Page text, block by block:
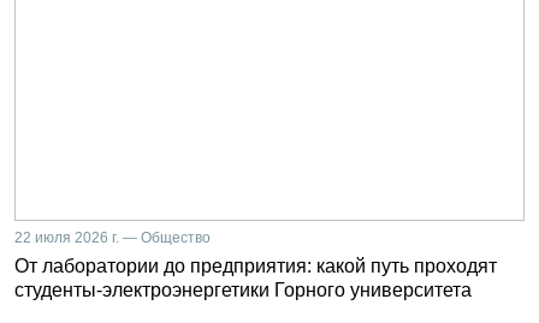
22 июля 2026 г. — Общество
От лаборатории до предприятия: какой путь проходят
студенты-электроэнергетики Горного университета